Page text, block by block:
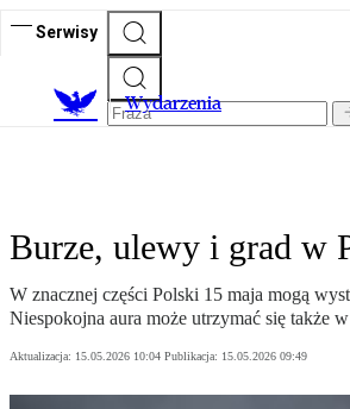
Serwisy
Wydarzenia
Burze, ulewy i grad w
W znacznej części Polski 15 maja mogą
Niespokojna aura może utrzymać się także
Aktualizacja: 15.05.2026 10:04 Publikacja: 15.05.2026 09:49